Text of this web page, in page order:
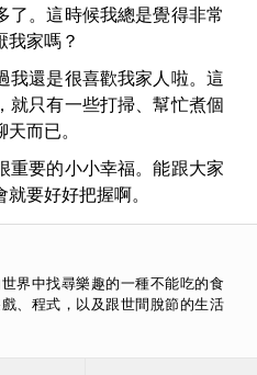
了。這時候我總是覺得非常
我家嗎？
我還是很喜歡我家人啦。這
就只有一些打掃、幫忙煮個
而已。
重要的小小幸福。能跟大家
要好好把握啊。
界中找尋樂趣的一種不能吃的食
、程式，以及跟世間脫節的生活